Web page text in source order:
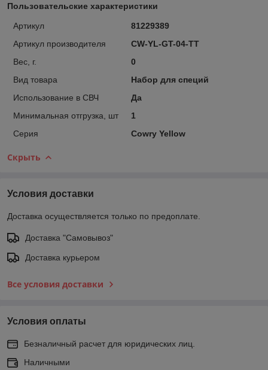
Пользовательские характеристики
Артикул
81229389
Артикул производителя
CW-YL-GT-04-TT
Вес, г.
0
Вид товара
Набор для специй
Использование в СВЧ
Да
Минимальная отгрузка, шт
1
Серия
Cowry Yellow
Скрыть
Условия доставки
Доставка осуществляется только по предоплате.
Доставка "Самовывоз"
Доставка курьером
Все условия доставки
Условия оплаты
Безналичный расчет для юридических лиц.
Наличными